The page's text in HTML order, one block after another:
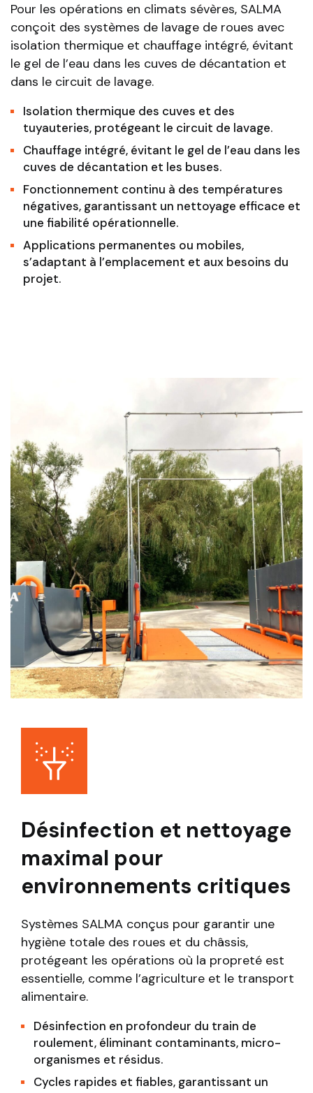
Pour les opérations en climats sévères, SALMA
conçoit des systèmes de lavage de roues avec
isolation thermique et chauffage intégré, évitant
le gel de l’eau dans les cuves de décantation et
dans le circuit de lavage.
Isolation thermique des cuves et des
tuyauteries, protégeant le circuit de lavage.
Chauffage intégré, évitant le gel de l’eau dans les
cuves de décantation et les buses.
Fonctionnement continu à des températures
négatives, garantissant un nettoyage efficace et
une fiabilité opérationnelle.
Applications permanentes ou mobiles,
s’adaptant à l’emplacement et aux besoins du
projet.
Désinfection et nettoyage
maximal pour
environnements critiques
Systèmes SALMA conçus pour garantir une
hygiène totale des roues et du châssis,
protégeant les opérations où la propreté est
essentielle, comme l’agriculture et le transport
alimentaire.
Désinfection en profondeur du train de
roulement, éliminant contaminants, micro-
organismes et résidus.
Cycles rapides et fiables, garantissant un